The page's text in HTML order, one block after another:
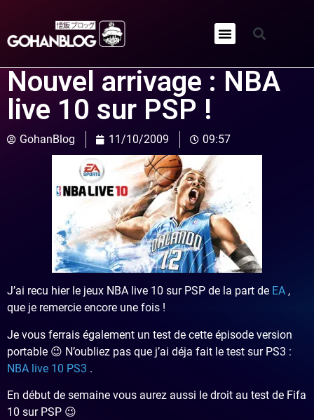
Nouvel arrivage : NBA
live 10 sur PSP !
GohanBlog 11/10/2009 09:57
J’ai recu hier le jeux NBA live 10 sur PSP de la part de EA ,
que je remercie encore une fois !
Je vous ferrais également un test de cette épisode version
portable 😉 N’oubliez pas que j’ai déja fait le test sur PS3 :
NBA live 10 PS3 .
En début de semaine vous aurez aussi le droit au test de Fifa
10 sur PSP 😉